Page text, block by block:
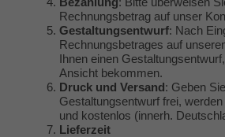
Rechnungsbetrag auf unser
Gestaltungsentwurf: Nach
Rechnungsbetrages auf
Ihnen einen
Ansicht bekommen.
Druck und Versand: Geben
Gestaltungsentwurf frei,
und kostenlos (innerh.
Lieferzeit